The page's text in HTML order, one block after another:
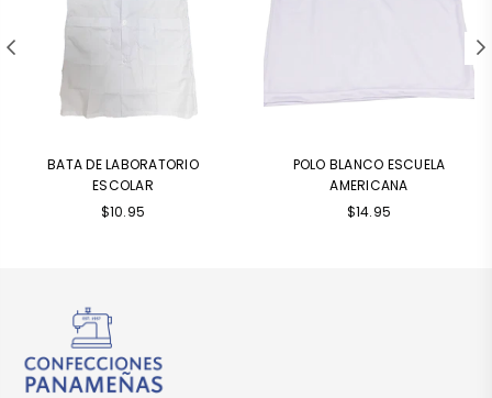
BATA DE LABORATORIO
ESCOLAR
$10.95
POLO BLANCO ESCUELA
AMERICANA
Precio
$14.95